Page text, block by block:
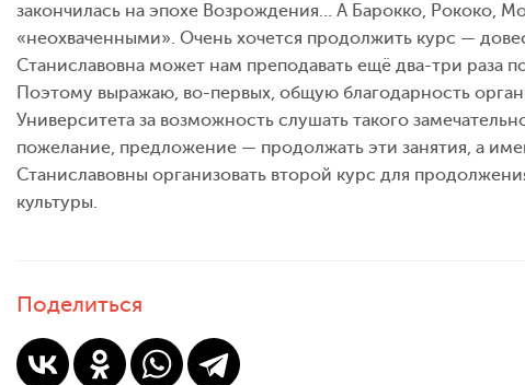
закончилась на эпохе Возрождения… А Барокко, Рококо,
«неохваченными». Очень хочется продолжить курс —
Станиславовна может нам преподавать ещё два-три раза
Поэтому выражаю, во-первых, общую благодарность
Университета за возможность слушать такого
пожелание, предложение — продолжать эти занятия, а
Станиславовны организовать второй курс для
культуры.
Поделиться